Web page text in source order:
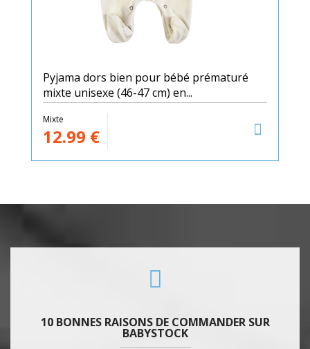
Pyjama dors bien pour bébé prématuré
mixte unisexe (46-47 cm) en...
Mixte
12.99 €
10 BONNES RAISONS DE COMMANDER SUR
BABYSTOCK